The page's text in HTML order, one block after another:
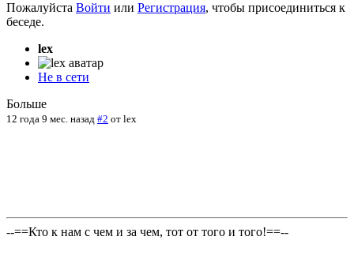
Пожалуйста Войти или Регистрация, чтобы присоединиться к
беседе.
lex
Не в сети
Больше
12 года 9 мес. назад #2 от lex
--==Кто к нам с чем и за чем, тот от того и того!==--